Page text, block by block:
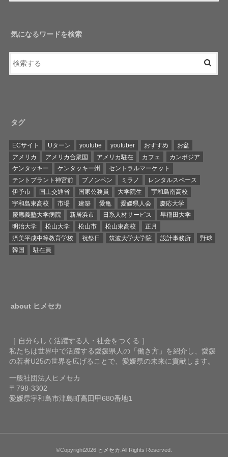
気になるワードを検索
タグ
ECサイト Uターン youtube youtuber おすすめ
お盆
アメリカ
アメリカ合衆国 アメリカ駐在 カフェ
カンボジア
ケンタッキー
ケンタッキー州
セントラルマーケット
テントプラント神宮前
プノンペン ミラノ
レンタルスペース
伊予市
国土交通省 国家公務員 大学院生
宇和島南高校
宇和島東高校
市場 建築 愛亀 愛媛県人会
慶応大学
慶應義塾大学病院
新居浜市 日系人材サービス
早稲田大学
明治大学
松山大学 松山市 松山東高校
正月
済美平成中等教育学校
祝祭日 筑波大学大学院 設計事務所
野球
韓国
駐在員
about ヒメセカ
［ 自分らしく活躍する人・社会をつくる ］
私たちは世界中で活躍する愛媛県人の「働き方」を紹介し、愛媛
の若者U25の世界を広げることで、愛媛県の未来に貢献します。
一般社団法人ヒメセカ
〒798-3302
愛媛県宇和島市津島町高田甲680番地1
©Copyright2026 ヒメセカ .All Rights Reserved.